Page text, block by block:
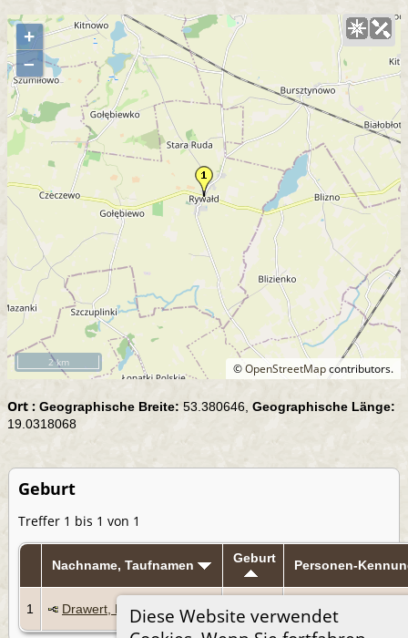
Diese Website verwendet
+
–
©OpenStreetMapcontributors.
2 km
Ort : Geographische Breite: 53.380646, Geographische Länge:
19.0318068
Geburt
Treffer 1 bis 1 von 1
Nachname, Taufnamen Geburt Personen-
1 Drawert, Karl
1872